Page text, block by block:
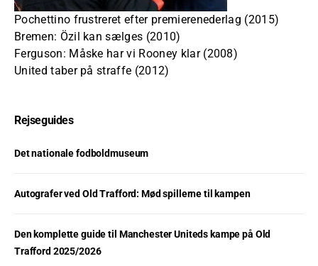
Pochettino frustreret efter premierenederlag (2015)
Bremen: Özil kan sælges (2010)
Ferguson: Måske har vi Rooney klar (2008)
United taber på straffe (2012)
Rejseguides
Det nationale fodboldmuseum
Autografer ved Old Trafford: Mød spillerne til kampen
Den komplette guide til Manchester Uniteds kampe på Old
Trafford 2025/2026